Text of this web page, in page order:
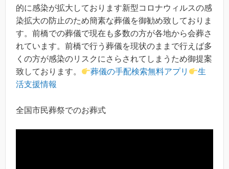
的に感染が拡大しております新型コロナウィルスの感
染拡大の防止のため簡素な葬儀を御勧め致しておりま
す。前橋での葬儀で現在も多数の方が各地から会葬さ
れています。前橋で行う葬儀を現状のままで行えば多
くの方が感染のリスクにさらされてしまうため御提案
致しております。
葬儀の手配検索無料アプリ
生
活支援情報
全国市民葬祭でのお葬式